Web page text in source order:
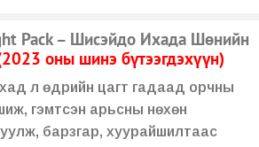
Pack – Шисэйдо Ихада Шөнийн
оны шинэ бүтээгдэхүүн)
л өдрийн цагт гадаад орчны
гэмтсэн арьсны нөхөн
барзгар, хуурайшилтаас